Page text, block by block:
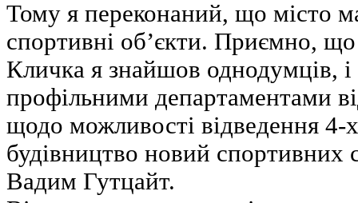
Тому я переконаний, що місто
спортивні об’єкти. Приємно, що
Кличка я знайшов однодумців,
профільними департаментами
щодо можливості відведення 4-
будівництво новий спортивних
Вадим Гутцайт.